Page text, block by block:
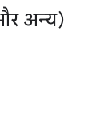
अन्य)